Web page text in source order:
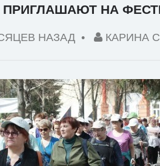
ПРИГЛАШАЮТ НА
НАЗАД • КАРИНА